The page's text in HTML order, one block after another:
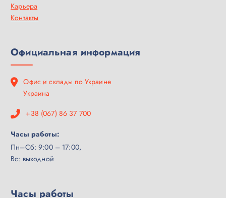
Карьера
Контакты
Официальная информация
Офис и склады по Украине
Украина
+38 (067) 86 37 700
Часы работы:
Пн–Сб: 9:00 – 17:00,
Вс: выходной
Часы работы